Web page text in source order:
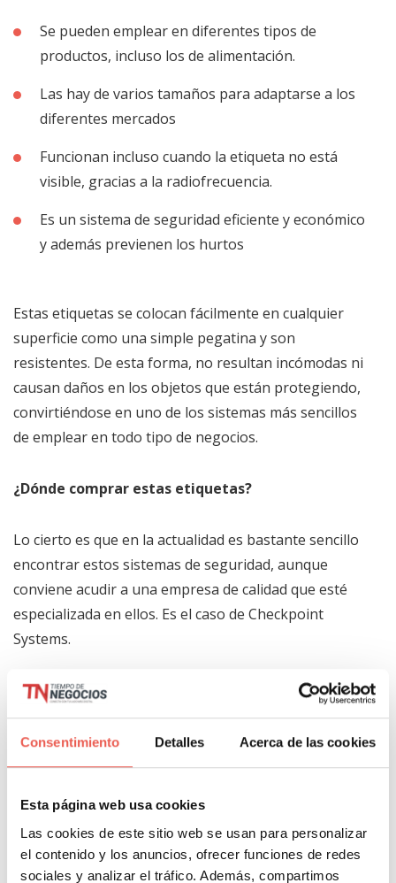
Consentimiento Detalles Acerca de las cookies
Esta página web usa cookies
Las cookies de este sitio web se usan para personalizar
el contenido y los anuncios, ofrecer funciones de redes
sociales y analizar el tráfico. Además, compartimos
Se pueden emplear en diferentes tipos de
productos, incluso los de alimentación.
Las hay de varios tamaños para adaptarse a los
diferentes mercados
Funcionan incluso cuando la etiqueta no está
visible, gracias a la radiofrecuencia.
Es un sistema de seguridad eficiente y económico
y además previenen los hurtos
Estas etiquetas se colocan fácilmente en cualquier
superficie como una simple pegatina y son
resistentes. De esta forma, no resultan incómodas ni
causan daños en los objetos que están protegiendo,
convirtiéndose en uno de los sistemas más sencillos
de emplear en todo tipo de negocios.
¿Dónde comprar estas etiquetas?
Lo cierto es que en la actualidad es bastante sencillo
encontrar estos sistemas de seguridad, aunque
conviene acudir a una empresa de calidad que esté
especializada en ellos. Es el caso de Checkpoint
Systems.
Lasetiquetas antihurto RF de Checkpoint Systemsse
presentan en diversidad de formatos, tamaños y
formas, por lo que proporcionan uno de los
catálogos más extensos que puedas encontrar. Son
concretos en lugar de genéricos, por lo que
fácilmente vas a obtener las que mejor encajan con lo
que estás buscando.